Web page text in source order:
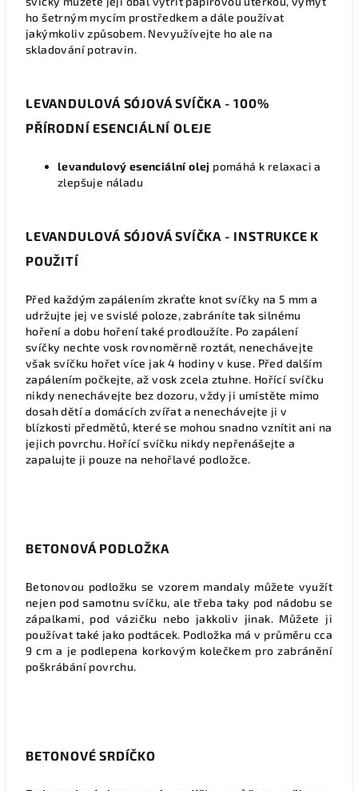
ho šetrným mycím prostředkem a dále používat
jakýmkoliv způsobem. Nevyužívejte ho ale na
skladování potravin.
LEVANDULOVÁ SÓJOVÁ SVÍČKA - 100%
PŘÍRODNÍ ESENCIÁLNÍ OLEJE
levandulový esenciální olej pomáhá k relaxaci a
zlepšuje náladu
LEVANDULOVÁ SÓJOVÁ SVÍČKA - INSTRUKCE K
POUŽITÍ
Před každým zapálením zkraťte knot svíčky na 5 mm a
udržujte jej ve svislé poloze, zabráníte tak silnému
hoření a dobu hoření také prodloužíte. Po zapálení
svíčky nechte vosk rovnoměrně roztát, nenechávejte
však svíčku hořet více jak 4 hodiny v kuse. Před dalším
zapálením počkejte, až vosk zcela ztuhne. Hořící svíčku
nikdy nenechávejte bez dozoru, vždy ji umístěte mimo
dosah dětí a domácích zvířat a nenechávejte ji v
blízkosti předmětů, které se mohou snadno vznítit ani na
jejich povrchu. Hořící svíčku nikdy nepřenášejte a
zapalujte ji pouze na nehořlavé podložce.
BETONOVÁ PODLOŽKA
Betonovou podložku se vzorem mandaly můžete využít
nejen pod samotnu svíčku, ale třeba taky pod nádobu se
zápalkami, pod vázičku nebo jakkoliv jinak. Můžete ji
používat také jako podtácek. Podložka má v průměru cca
9 cm a je podlepena korkovým kolečkem pro zabránění
poškrábání povrchu.
BETONOVÉ SRDÍČKO